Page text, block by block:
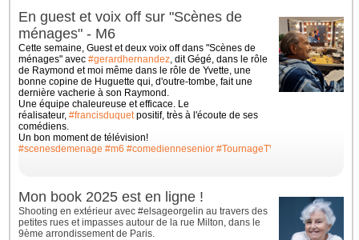
En guest et voix off sur "Scènes de
ménages" - M6
Cette semaine, Guest et deux voix off dans "Scènes de
ménages" avec#gerardhernandez, dit Gégé, dans le rôle
de Raymond et moi même dans le rôle de Yvette, une
bonnecopine de Huguette qui, d'outre-tombe, fait une
dernière vacherie à son Raymond.
Une équipe chaleureuse et efficace. Le
réalisateur,#francisduquetpositif, très à l'écoute de ses
comédiens.
Un bon moment de télévision!
#scenesdemenage #m6 #comediennesenior #TournageTV
Mon book 2025 est en ligne !
Shooting en extérieur avec #elsageorgelin au travers des
petites rues et impasses autour de la rue Milton, dans le
9ème arrondissement de Paris.